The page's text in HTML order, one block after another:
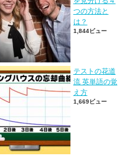
つの方法と
は？
1,844ビュー
テストの花道
流 英単語の覚
え方
1,669ビュー